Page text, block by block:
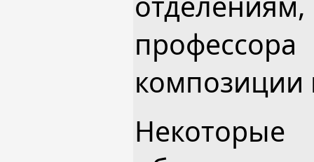
композиции
Некоторые